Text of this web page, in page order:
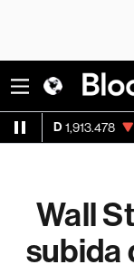
-0.03% Visa
Wall
subida